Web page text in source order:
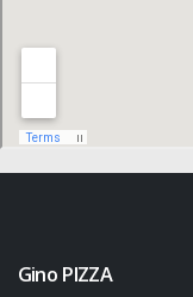
Gino PIZZA